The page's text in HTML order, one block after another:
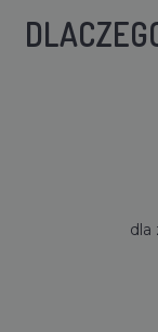
dla